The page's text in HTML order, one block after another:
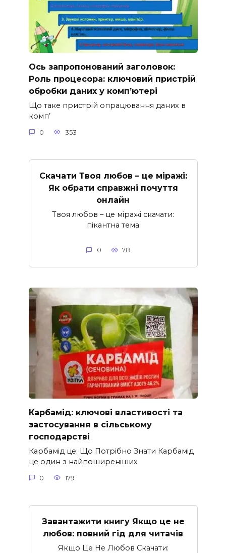
Ось запропонований заголовок:
Роль процесора: ключовий пристрій
обробки даних у комп’ютері
Що таке пристрій опрацювання даних в
комп’
0 353
Скачати Твоя любов – це міражі:
Як обрати справжні почуття
онлайн
Твоя любов – це міражі скачати:
пікантна тема
0 78
Карбамід: ключові властивості та
застосування в сільському
господарстві
Карбамід це: Що Потрібно Знати Карбамід
це один з найпоширеніших
0 179
Завантажити книгу Якщо це не
любов: повний гід для читачів
Якщо Це Не Любов Скачати: